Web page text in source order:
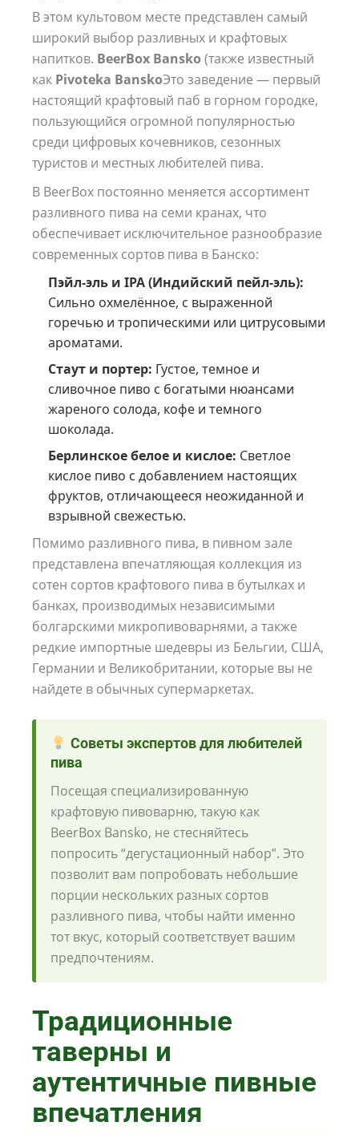
В этом культовом месте представлен самый
широкий выбор разливных и крафтовых
напитков. BeerBox Bansko (также известный
как Pivoteka BanskoЭто заведение — первый
настоящий крафтовый паб в горном городке,
пользующийся огромной популярностью
среди цифровых кочевников, сезонных
туристов и местных любителей пива.
В BeerBox постоянно меняется ассортимент
разливного пива на семи кранах, что
обеспечивает исключительное разнообразие
современных сортов пива в Банско:
Пэйл-эль и IPA (Индийский пейл-эль):
Сильно охмелённое, с выраженной
горечью и тропическими или цитрусовыми
ароматами.
Стаут и портер: Густое, темное и
сливочное пиво с богатыми нюансами
жареного солода, кофе и темного
шоколада.
Берлинское белое и кислое: Светлое
кислое пиво с добавлением настоящих
фруктов, отличающееся неожиданной и
взрывной свежестью.
Помимо разливного пива, в пивном зале
представлена впечатляющая коллекция из
сотен сортов крафтового пива в бутылках и
банках, производимых независимыми
болгарскими микропивоварнями, а также
редкие импортные шедевры из Бельгии, США,
Германии и Великобритании, которые вы не
найдете в обычных супермаркетах.
Советы экспертов для любителей
пива
Посещая специализированную
крафтовую пивоварню, такую как
BeerBox Bansko, не стесняйтесь
попросить “дегустационный набор”. Это
позволит вам попробовать небольшие
порции нескольких разных сортов
разливного пива, чтобы найти именно
тот вкус, который соответствует вашим
предпочтениям.
Традиционные
таверны и
аутентичные пивные
впечатления